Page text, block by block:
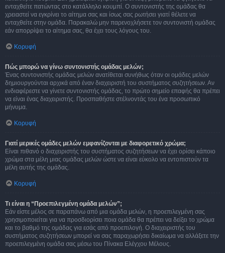
ενταχθείτε πατώντας στο κατάλληλο κουμπί. Ο συντονιστής της ομάδας θα
χρειαστεί να εγκρίνει το αίτημα σας και ίσως σας ρωτήσει γιατί θέλετε να
ενταχθείτε στην ομάδα. Παρακαλώ μην παρενοχλήσετε τον συντονιστή ομάδας
εάν απορρίψει το αίτημα σας, θα έχει τους λόγους του.
Κορυφή
Πώς μπορώ να γίνω συντονιστής ομάδας μελών;
Ένας συντονιστής ομάδας μελών ανατίθεται συνήθως όταν οι ομάδες μελών
δημιουργούνται αρχικά από έναν διαχειριστή του συστήματος συζητήσεων. Αν
ενδιαφέρεστε να γίνετε συντονιστής ομάδας, το πρώτο σημείο επαφής θα πρέπει
να είναι ένας διαχειριστής. Προσπαθήστε στέλνοντάς του ένα προσωπικό
μήνυμα.
Κορυφή
Γιατί μερικές ομάδες μελών εμφανίζονται με διαφορετικό χρώμα;
Είναι πιθανό ο διαχειριστής του συστήματος συζητήσεων να έχει ορίσει κάποιο
χρώμα στα μέλη μιας ομάδας μελών ώστε να είναι εύκολο να εντοπιστούν τα
μέλη αυτής της ομάδας.
Κορυφή
Τι είναι η “Προεπιλεγμένη ομάδα μελών”;
Εάν είστε μέλος σε παραπάνω από μια ομάδα μελών, η προεπιλεγμένη σας
χρησιμοποιείται για να προσδιορίσει ποια ομάδα θα πρέπει να δείξει το χρώμα
και το βαθμό της ομάδας για εσάς από προεπιλογή. Ο διαχειριστής του
συστήματος συζητήσεων μπορεί να σας παραχωρήσει δικαίωμα να αλλάξετε την
προεπιλεγμένη ομάδα σας μέσω του Πίνακα Ελέγχου Μέλους.